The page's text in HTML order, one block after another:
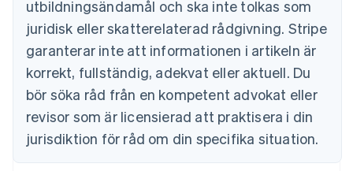
utbildningsändamål och ska inte tolkas som
juridisk eller skatterelaterad rådgivning. Stripe
garanterar inte att informationen i artikeln är
korrekt, fullständig, adekvat eller aktuell. Du
bör söka råd från en kompetent advokat eller
revisor som är licensierad att praktisera i din
jurisdiktion för råd om din specifika situation.
English
Cypern
English
Danmark
English
English
Fastlandskina
简体中文 English
Finland
EnglishSvenska